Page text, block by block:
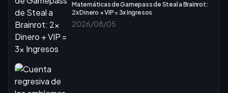
Matemáticas de Gamepass de Steal a Brainrot:
2x Dinero + VIP = 3x Ingresos
2026/08/05